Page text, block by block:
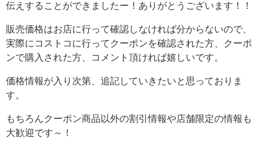
伝えすることができましたー！ありがとうございます！！
販売価格はお店に行って確認しなければ分からないので、
実際にコストコに行ってクーポンを確認された方、クーポ
ンで購入された方、コメント頂ければ嬉しいです。
価格情報が入り次第、追記していきたいと思っておりま
す。
もちろんクーポン商品以外の割引情報や店舗限定の情報も
大歓迎です～！